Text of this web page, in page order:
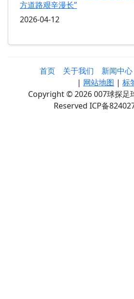
方道路艰辛漫长”
2026-04-12
首页 关于我们 新闻中心
| 网站地图 | 标
Copyright © 2026 007球探足
Reserved ICP备